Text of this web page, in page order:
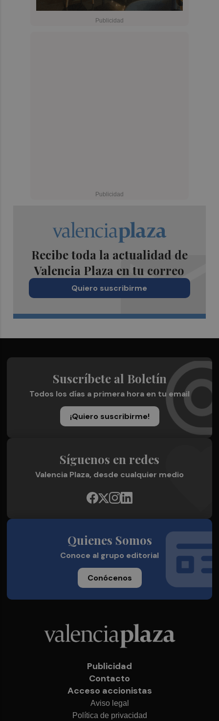
Recibe toda la actualidad de
Valencia Plaza en tu correo
Quiero suscribirme
Suscríbete al Boletín
Todos los días a primera hora en tu email
¡Quiero suscribirme!
Síguenos en redes
Valencia Plaza, desde cualquier medio
Quienes Somos
Conoce al grupo editorial
Conócenos
Publicidad
Contacto
Acceso accionistas
Aviso legal
Política de privacidad